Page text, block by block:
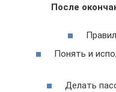
После
Понять и
Делать